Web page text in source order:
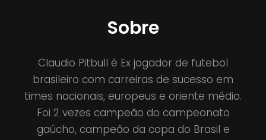
Sobre
Claudio Pitbull é Ex jogador de futebol
brasileiro com carreiras de sucesso em
times nacionais, europeus e oriente médio.
Foi 2 vezes campeão do campeonato
gaúcho, campeão da copa do Brasil e